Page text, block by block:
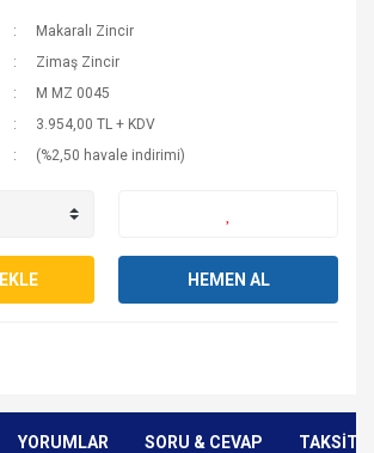
Makaralı Zincir
Zimaş Zincir
M MZ 0045
3.954,00 TL + KDV
(%2,50 havale indirimi)
HEMEN AL
YORUMLAR SORU & CEVAP TAKSİT